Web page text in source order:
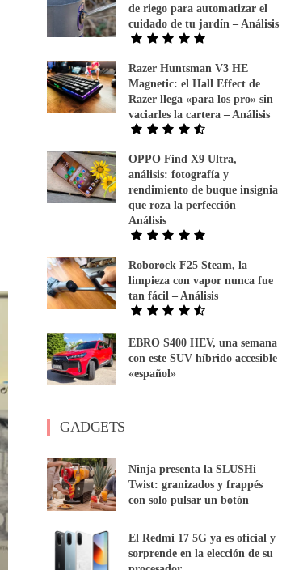
de riego para automatizar el
cuidado de tu jardín – Análisis
Razer Huntsman V3 HE
Magnetic: el Hall Effect de
Razer llega «para los pro» sin
vaciarles la cartera – Análisis
OPPO Find X9 Ultra,
análisis: fotografía y
rendimiento de buque insignia
que roza la perfección –
Análisis
Roborock F25 Steam, la
limpieza con vapor nunca fue
tan fácil – Análisis
EBRO S400 HEV, una semana
con este SUV híbrido accesible
«español»
GADGETS
Ninja presenta la SLUSHi
Twist: granizados y frappés
con solo pulsar un botón
El Redmi 17 5G ya es oficial y
sorprende en la elección de su